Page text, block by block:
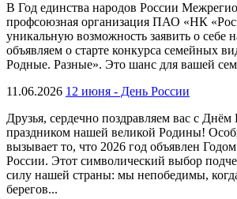
В Год единства народов России
профсоюзная организация ПАО «НК
уникальную возможность заявить о себе
объявляем о старте конкурса семейных
Родные. Разные». Это шанс для вашей
11.06.2026 12 июня - День России
Друзья, сердечно поздравляем вас с
праздником нашей великой Родины!
вызывает то, что 2026 год объявлен
России. Этот символический выбор
силу нашей страны: мы непобедимы,
берегов...